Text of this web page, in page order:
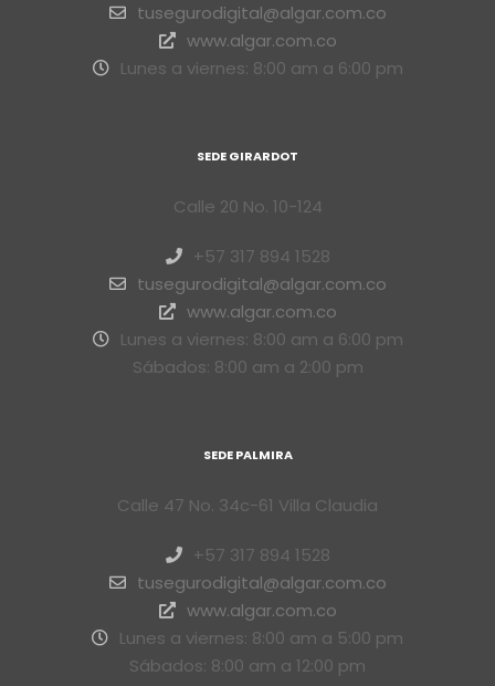
tusegurodigital@algar.com.co
www.algar.com.co
Lunes a viernes: 8:00 am a 6:00 pm
SEDE GIRARDOT
Calle 20 No. 10-124
+57 317 894 1528
tusegurodigital@algar.com.co
www.algar.com.co
Lunes a viernes: 8:00 am a 6:00 pm
Sábados: 8:00 am a 2:00 pm
SEDE PALMIRA
Calle 47 No. 34c-61 Villa Claudia
+57 317 894 1528
tusegurodigital@algar.com.co
www.algar.com.co
Lunes a viernes: 8:00 am a 5:00 pm
Sábados: 8:00 am a 12:00 pm